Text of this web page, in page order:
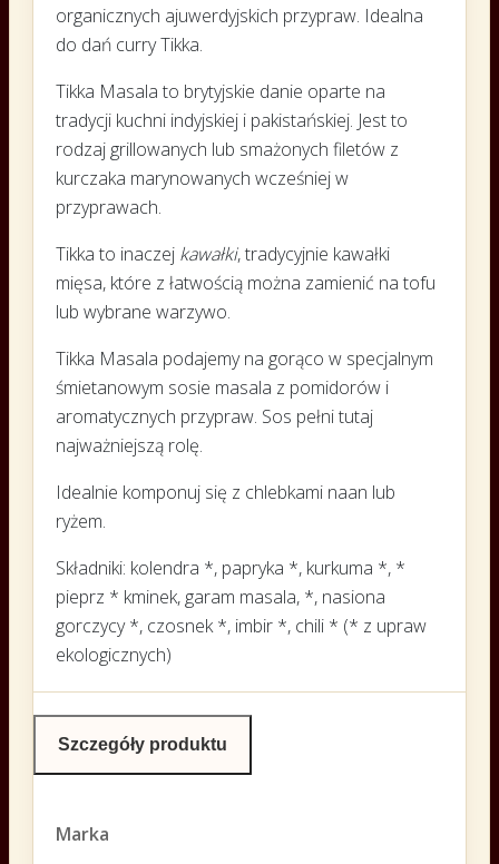
organicznych ajuwerdyjskich przypraw. Idealna
do dań curry Tikka.
Tikka Masala to brytyjskie danie oparte na
tradycji kuchni indyjskiej i pakistańskiej. Jest to
rodzaj grillowanych lub smażonych filetów z
kurczaka marynowanych wcześniej w
przyprawach.
Tikka to inaczej kawałki, tradycyjnie kawałki
mięsa, które z łatwością można zamienić na tofu
lub wybrane warzywo.
Tikka Masala podajemy na gorąco w specjalnym
śmietanowym sosie masala z pomidorów i
aromatycznych przypraw. Sos pełni tutaj
najważniejszą rolę.
Idealnie komponuj się z chlebkami naan lub
ryżem.
Składniki: kolendra *, papryka *, kurkuma *, *
pieprz * kminek, garam masala, *, nasiona
gorczycy *, czosnek *, imbir *, chili * (* z upraw
ekologicznych)
Szczegóły produktu
Marka